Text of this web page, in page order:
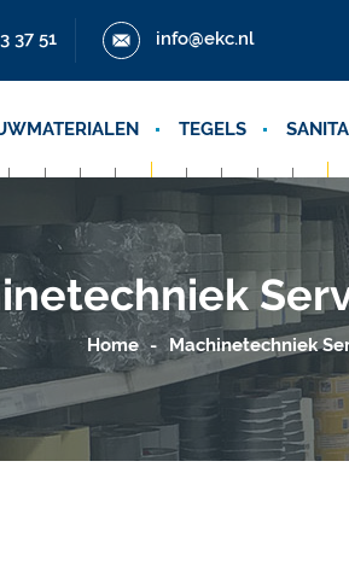
37 51 info@ekc.nl
TEGELS
Home Machinetechniek